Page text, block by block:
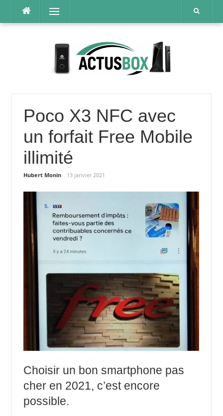
contenu
Menu
Poco X3 NFC avec
un forfait Free Mobile
illimité
Hubert Monin 13 janvier 2021
Choisir un bon smartphone pas
cher en 2021, c’est encore
possible.